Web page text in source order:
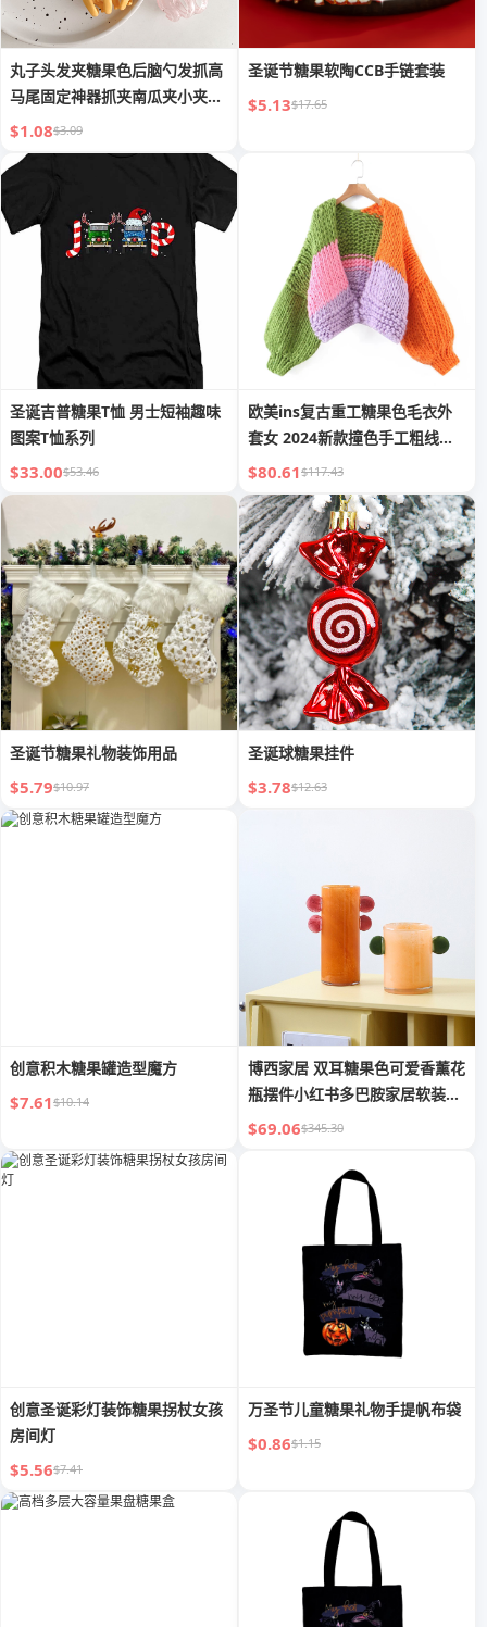
丸子头发夹糖果色后脑勺发抓高
马尾固定神器抓夹南瓜夹小夹子
头饰
$1.08$3.09
圣诞节糖果软陶CCB手链套装
$5.13$17.65
圣诞吉普糖果T恤 男士短袖趣味
图案T恤系列
$33.00$53.46
欧美ins复古重工糖果色毛衣外
套女 2024新款撞色手工粗线针
织开衫
$80.61$117.43
圣诞节糖果礼物装饰用品
$5.79$10.97
圣诞球糖果挂件
$3.78$12.63
创意积木糖果罐造型魔方
$7.61$10.14
博西家居 双耳糖果色可爱香薰花
瓶摆件小红书多巴胺家居软装饰
品
$69.06$345.30
创意圣诞彩灯装饰糖果拐杖女孩
房间灯
$5.56$7.41
万圣节儿童糖果礼物手提帆布袋
$0.86$1.15